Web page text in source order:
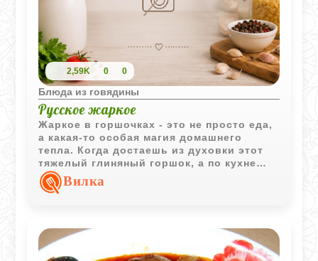
2,59K 0 0
Блюда из говядины
Русское жаркое
Жаркое в горшочках - это не просто еда,
а какая-то особая магия домашнего
тепла. Когда достаешь из духовки этот
тяжелый глиняный горшок, а по кухне
разносится аромат томленого мяса и
чеснока, сразу становится как-то очень
через сковородку: картофель
схватывается корочкой, лук становится
золотистым, а мясо запечатывает в себе
Вилка